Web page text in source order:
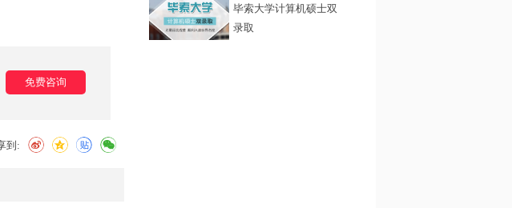
免费咨询
到:
毕索大学计算机硕士双
录取